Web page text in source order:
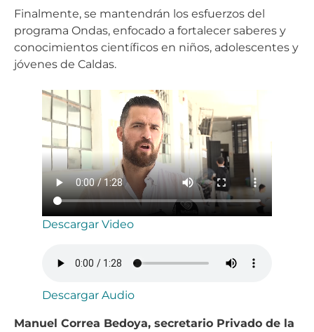
Finalmente, se mantendrán los esfuerzos del
programa Ondas, enfocado a fortalecer saberes y
conocimientos científicos en niños, adolescentes y
jóvenes de Caldas.
Descargar Video
Descargar Audio
Manuel Correa Bedoya, secretario Privado de la